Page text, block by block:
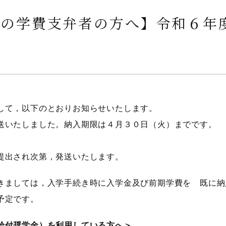
学費支弁者の方へ】令和６年
，以下のとおりお知らせいたします。
たしました。納入期限は４月３０日（火）までです。
され次第，発送いたします。
ましては，入学手続き時に入学金及び前期学費を 既に
です。